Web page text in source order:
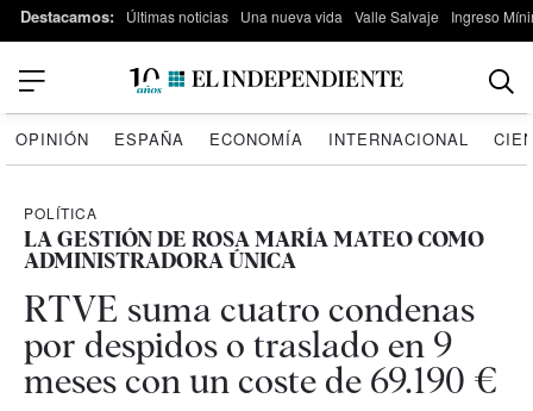
Destacamos: Últimas noticias Una nueva vida Valle Salvaje Ingreso
OPINIÓN ESPAÑA ECONOMÍA INTERNACIONAL
POLÍTICA
LA GESTIÓN DE ROSA MARÍA MATEO COMO
ADMINISTRADORA ÚNICA
RTVE suma cuatro condenas
por despidos o traslado en 9
meses con un coste de 69.190 €